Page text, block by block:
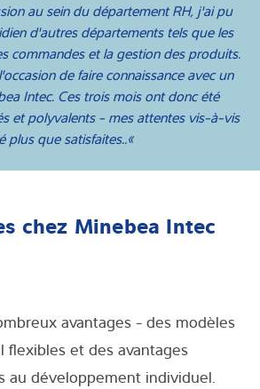
au sein du département RH, j'ai pu
d'autres départements tels que les
commandes et la gestion des produits.
de faire connaissance avec un
Intec. Ces trois mois ont donc été
et polyvalents - mes attentes vis-à-vis
plus que satisfaites..
chez Minebea Intec
avantages - des modèles
flexibles et des avantages
au développement individuel.